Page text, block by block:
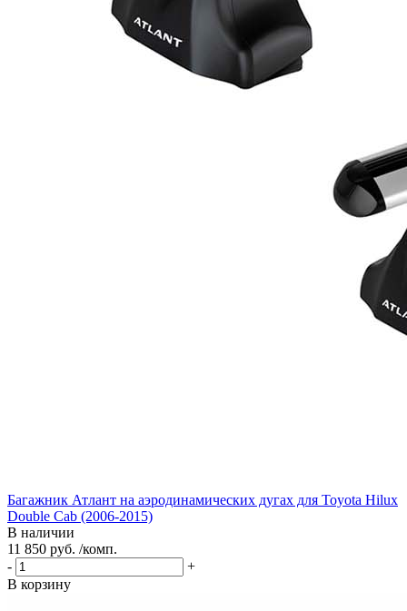
Багажник Атлант на аэродинамических дугах для Toyota Hilux
Double Cab (2006-2015)
В наличии
11 850 руб. /комп.
-
+
В корзину